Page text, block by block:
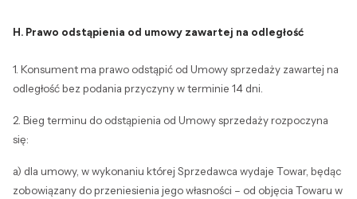
H. Prawo odstąpienia od umowy zawartej na odległość
1. Konsument ma prawo odstąpić od Umowy sprzedaży zawartej na
odległość bez podania przyczyny w terminie 14 dni.
2. Bieg terminu do odstąpienia od Umowy sprzedaży rozpoczyna
się:
a) dla umowy, w wykonaniu której Sprzedawca wydaje Towar, będąc
zobowiązany do przeniesienia jego własności – od objęcia Towaru w